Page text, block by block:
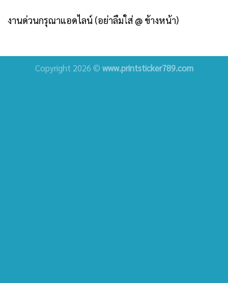
งานด่วนกรุณาแอดไลน์ (อย่าลืมใส่ @ ข้างหน้า)
Copyright 2026 © www.printsticker789.com